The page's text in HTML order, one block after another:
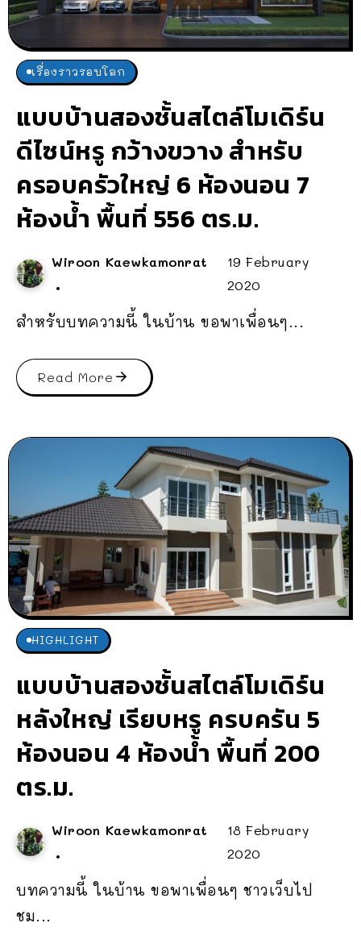
เรื่องราวรอบโลก
แบบบ้านสองชั้นสไตล์โมเดิร์น
ดีไซน์หรู กว้างขวาง สำหรับ
ครอบครัวใหญ่ 6 ห้องนอน 7
ห้องน้ำ พื้นที่ 556 ตร.ม.
Wiroon Kaewkamonrat
19 February
2020
สำหรับบทความนี้ ในบ้าน ขอพาเพื่อนๆ...
Read More
HIGHLIGHT
แบบบ้านสองชั้นสไตล์โมเดิร์น
หลังใหญ่ เรียบหรู ครบครัน 5
ห้องนอน 4 ห้องน้ำ พื้นที่ 200
ตร.ม.
Wiroon Kaewkamonrat
18 February
2020
บทความนี้ ในบ้าน ขอพาเพื่อนๆ ชาวเว็บไป
ชม...